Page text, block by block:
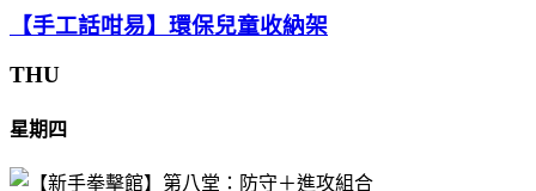
【手工話咁易】環保兒童收納架
THU
星期四